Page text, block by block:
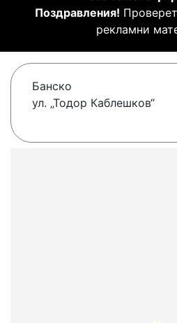
Поздравления!
рекламни
Банско
ул. „Тодор Каблешков“